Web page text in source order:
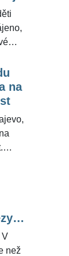
na
dnů
V
než